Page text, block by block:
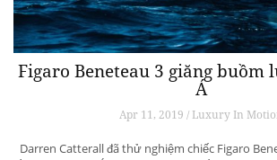
Figaro Beneteau 3 giăng buồm
Á
Apr 11, 2019 / Luxury In
Darren Catterall đã thử nghiệm chiếc Figaro